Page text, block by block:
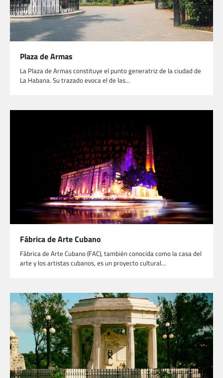
Plaza de Armas
La Plaza de Armas constituye el punto generatriz de la ciudad de
La Habana. Su trazado evoca el de las…
Fábrica de Arte Cubano
Fábrica de Arte Cubano (FAC), también conocida como la casa del
arte y los artistas cubanos, es un proyecto cultural…